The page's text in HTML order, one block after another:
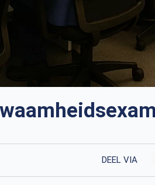
DEEL VIA